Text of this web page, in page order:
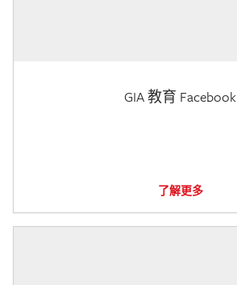
GIA 教育 Facebook
了解更多